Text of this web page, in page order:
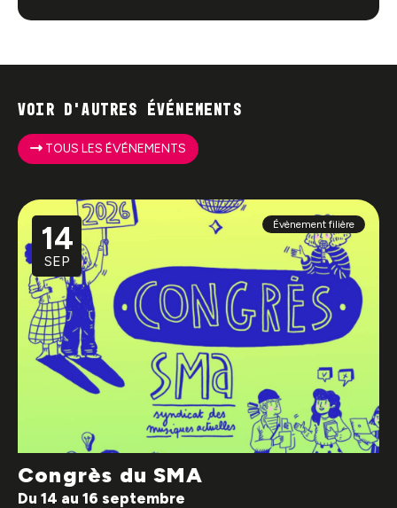
Voir d'autres événements
TOUS LES ÉVÉNEMENTS
14
SEP
Évènement filière
Congrès du SMA
Du 14 au 16 septembre